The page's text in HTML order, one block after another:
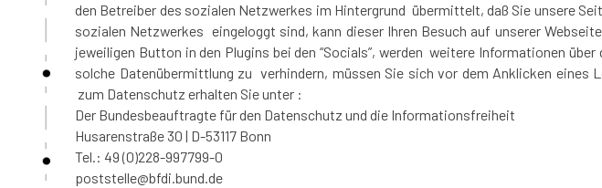
den Betreiber des sozialen Netzwerkes im Hintergrund übermittelt, daß Sie unsere
sozialen Netzwerkes eingeloggt sind, kann dieser Ihren Besuch auf unserer
jeweiligen Button in den Plugins bei den “Socials”, werden weitere Informationen
solche Datenübermittlung zu verhindern, müssen Sie sich vor dem Anklicken eines
zum Datenschutz erhalten Sie unter :
Der Bundesbeauftragte für den Datenschutz und die Informationsfreiheit
Husarenstraße 30 | D-53117 Bonn
Tel.: 49 (0)228-997799-0
poststelle@bfdi.bund.de